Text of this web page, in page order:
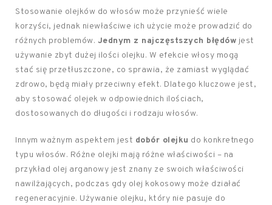
Stosowanie olejków do włosów może przynieść wiele
korzyści, jednak niewłaściwe ich użycie może prowadzić do
różnych problemów. Jednym z najczęstszych błędów jest
używanie zbyt dużej ilości olejku. W efekcie włosy mogą
stać się przetłuszczone, co sprawia, że zamiast wyglądać
zdrowo, będą miały przeciwny efekt. Dlatego kluczowe jest,
aby stosować olejek w odpowiednich ilościach,
dostosowanych do długości i rodzaju włosów.
Innym ważnym aspektem jest dobór olejku do konkretnego
typu włosów. Różne olejki mają różne właściwości – na
przykład olej arganowy jest znany ze swoich właściwości
nawilżających, podczas gdy olej kokosowy może działać
regeneracyjnie. Używanie olejku, który nie pasuje do